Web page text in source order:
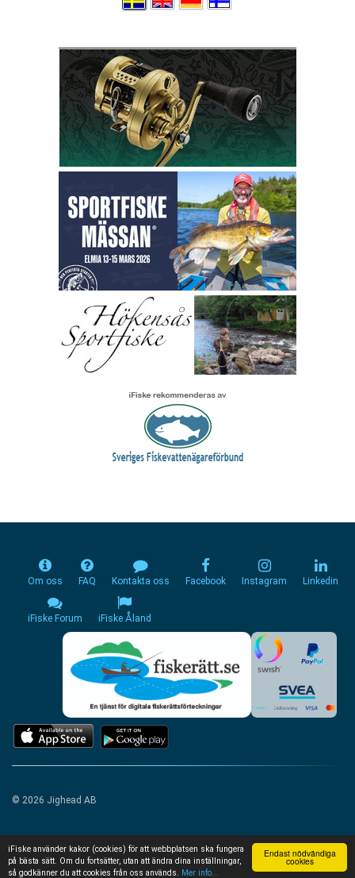
Endast nödvändiga
cookies
iFiske använder kakor (cookies) för att webbplatsen ska fungera
på bästa sätt. Om du fortsätter, utan att ändra dina inställningar,
så godkänner du att cookies från oss används.
Mer info...
Om oss FAQ Kontakta oss Facebook Instagram Linkedin
iFiske Forum iFiske Åland
© 2026 Jighead AB